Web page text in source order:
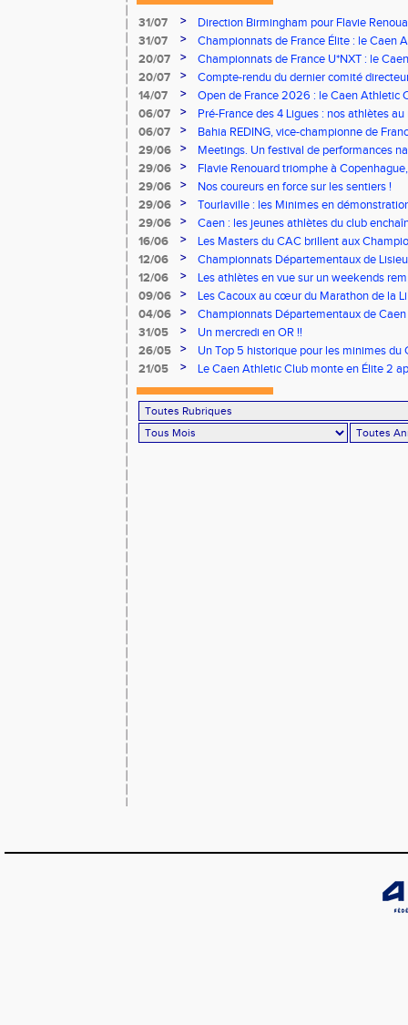
31/07 >
Direction Birmingham pour Flavie
31/07
>
Championnats de France Élite : le Caen
vous à Albi !
20/07 >
Championnats de France U*NXT : le
Stade Charléty !
20/07 >
Compte-rendu du dernier comité
14/07
>
Open de France 2026 : le Caen Athletic
06/07
>
Pré-France des 4 Ligues : nos athlètes
06/07
>
Bahia REDING, vice-championne de
29/06
>
Meetings. Un festival de performances
concours
29/06 >
Flavie Renouard triomphe à
brillent sur tous les fronts
29/06 >
Nos coureurs en force sur les sentiers !
29/06
>
Tourlaville : les Minimes en
29/06
>
Caen : les jeunes athlètes du club
16/06
>
Les Masters du CAC brillent aux
12/06
>
Championnats Départementaux de
remarquables pour nos jeunes athlètes
12/06 >
Les athlètes en vue sur un weekends
09/06
>
Les Cacoux au cœur du Marathon de la
04/06
>
Championnats Départementaux de
rendez-vous
31/05 >
Un mercredi en OR !!
26/05
>
Un Top 5 historique pour les minimes du
Finale Nationale Equip’Athlé !
21/05 >
Le Caen Athletic Club monte en Élite 2